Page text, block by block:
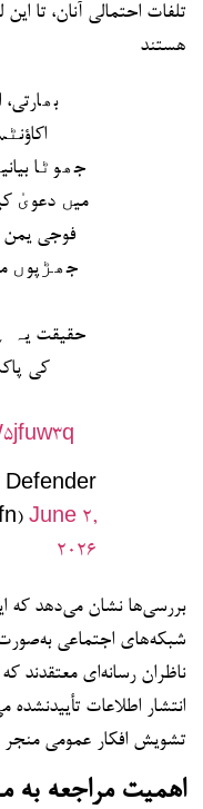
تلفات احتمالی آنان، تا
هستند
بھارتی،
جھوٹا
میں دعویٰ
فوجی یمن
جھڑپوں
حقیقت یہ
کی
June 2,
2026
بررسی‌ها نشان می‌دهد که
شبکه‌های اجتماعی
ناظران رسانه‌ای معتقدند
انتشار اطلاعات
تشویش افکار عمومی
اهمیت مراجعه به